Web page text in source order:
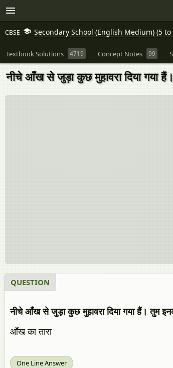
CBSE Secondary School (English Medium) (5 to
Textbook Solutions 4719 Concept Notes 99
नीचे आँख से जुड़ा कुछ मुहावरा दिया गया
QUESTION
नीचे आँख से जुड़ा कुछ मुहावरा दिया गया हैं। तुम
आँख का तारा
One Line Answer